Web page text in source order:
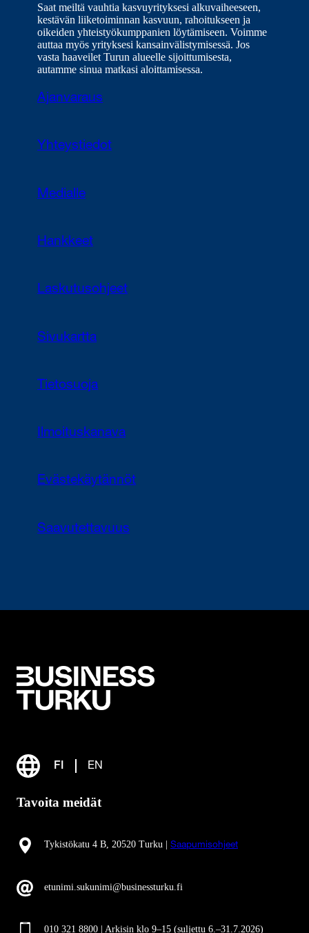
Saat meiltä vauhtia kasvuyrityksesi alkuvaiheeseen,
kestävän liiketoiminnan kasvuun, rahoitukseen ja
oikeiden yhteistyökumppanien löytämiseen. Voimme
auttaa myös yrityksesi kansainvälistymisessä. Jos
vasta haaveilet Turun alueelle sijoittumisesta,
autamme sinua matkasi aloittamisessa.
Ajanvaraus
Yhteystiedot
Medialle
Hankkeet
Laskutusohjeet
Sivukartta
Tietosuoja
Ilmoituskanava
Evästekäytännöt
Saavutettavuus
FI EN
Tavoita meidät
Tykistökatu 4 B, 20520 Turku | Saapumisohjeet
etunimi.sukunimi@businessturku.fi
010 321 8800 | Arkisin klo 9–15 (suljettu 6.–31.7.2026)